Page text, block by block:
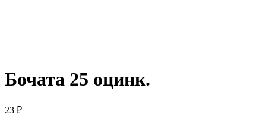
Бочата 25 оцинк.
23 ₽